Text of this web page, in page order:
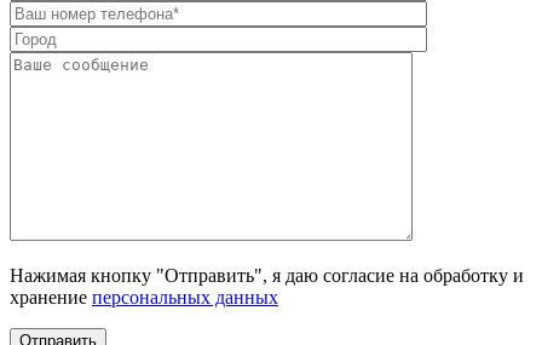
Нажимая кнопку "Отправить", я даю согласие на обработку и
хранение персональных данных
Отправить